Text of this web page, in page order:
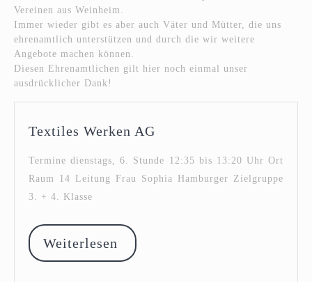
Vereinen aus Weinheim.
Immer wieder gibt es aber auch Väter und Mütter, die uns
ehrenamtlich unterstützen und durch die wir weitere
Angebote machen können.
Diesen Ehrenamtlichen gilt hier noch einmal unser
ausdrücklicher Dank!
Textiles Werken AG
AG
Termine dienstags, 6. Stunde 12:35 bis 13:20 Uhr Ort
Raum 14 Leitung Frau Sophia Hamburger Zielgruppe
3. + 4. Klasse
Weiterlesen Weiterlesen